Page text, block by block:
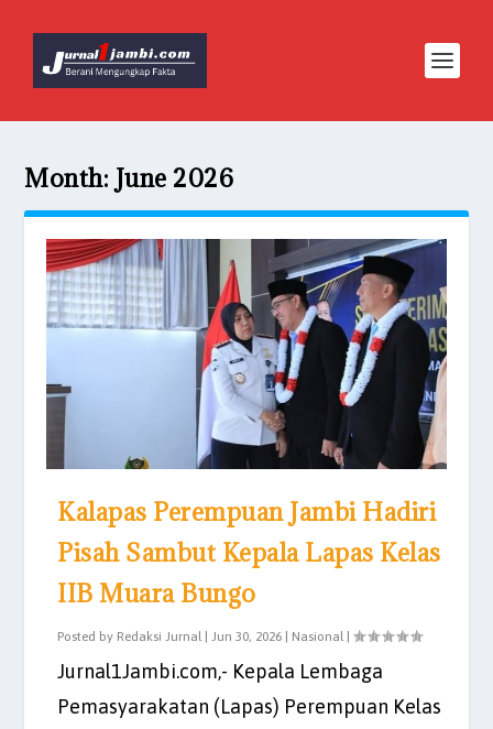
Month: June 2026
Kalapas Perempuan Jambi Hadiri
Pisah Sambut Kepala Lapas Kelas
IIB Muara Bungo
Posted by Redaksi Jurnal | Jun 30, 2026 | Nasional |
Jurnal1Jambi.com,- Kepala Lembaga
Pemasyarakatan (Lapas) Perempuan Kelas